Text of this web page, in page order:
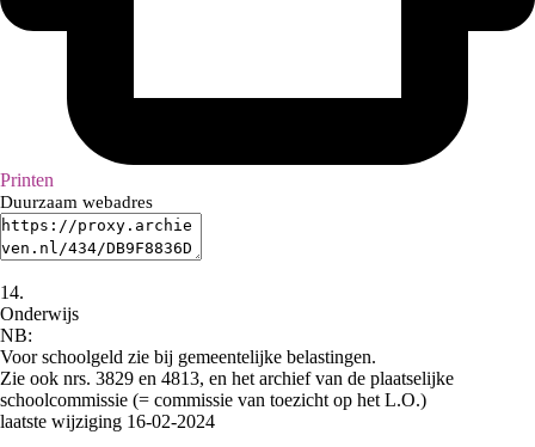
Printen
Duurzaam webadres
14.
Onderwijs
NB:
Voor schoolgeld zie bij gemeentelijke belastingen.
Zie ook nrs. 3829 en 4813, en het archief van de plaatselijke
schoolcommissie (= commissie van toezicht op het L.O.)
laatste wijziging 16-02-2024